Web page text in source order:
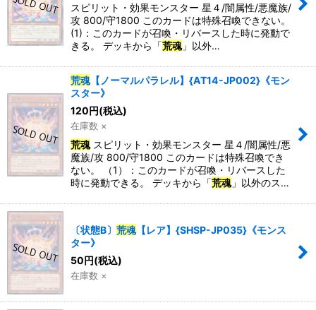
スピリット・効果モンスター 星４/闇属性/悪魔族/
攻 800/守1800 このカードは特殊召喚できない。
(1)：このカードが召喚・リバースした時に発動で
きる。 デッキから「荒魂」以外…
荒魂【ノーマルパラレル】{AT14-JP002}《モン
スター》
120円(税込)
在庫数 ×
荒魂スピリット・効果モンスター 星４/闇属性/悪
魔族/攻 800/守1800 このカードは特殊召喚でき
ない。 （1）：このカードが召喚・リバースした
時に発動できる。 デッキから「荒魂」以外のス…
〔状態B〕 荒魂【レア】{SHSP-JP035}《モンス
ター》
50円(税込)
在庫数 ×